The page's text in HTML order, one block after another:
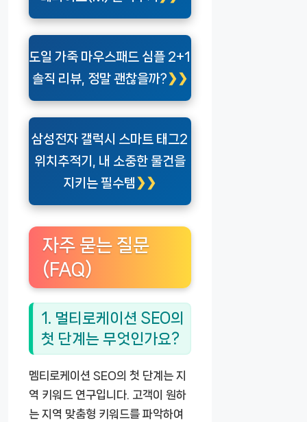
도일 가죽 마우스패드 심플 2+1
솔직 리뷰, 정말 괜찮을까?
삼성전자 갤럭시 스마트 태그2
위치추적기, 내 소중한 물건을
지키는 필수템
자주 묻는 질문
(FAQ)
1. 멀티로케이션 SEO의
첫 단계는 무엇인가요?
멤티로케이션 SEO의 첫 단계는 지
역 키워드 연구입니다. 고객이 원하
는 지역 맞춤형 키워드를 파악하여